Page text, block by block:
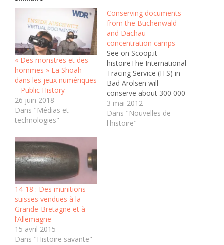
« Des monstres et des
hommes » La Shoah
dans les jeux numériques
– Public History
26 juin 2018
Dans "Médias et
technologies"
Conserving documents
from the Buchenwald
and Dachau
concentration camps
See on Scoop.it -
histoireThe International
Tracing Service (ITS) in
Bad Arolsen will
conserve about 300 000
original documents from
the Dachau
concentration camp this
3 mai 2012
Dans "Nouvelles de
l'histoire"
14-18 : Des munitions
suisses vendues à la
Grande-Bretagne et à
l’Allemagne
15 avril 2015
Dans "Histoire savante"